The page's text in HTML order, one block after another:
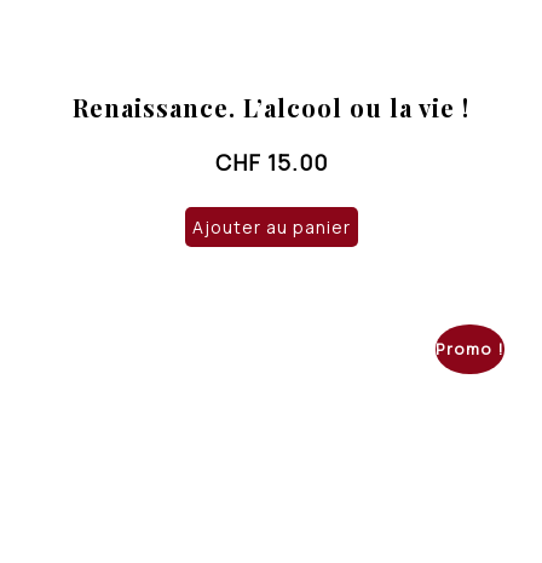
Renaissance. L’alcool ou la vie !
CHF 15.00
Ajouter au panier
Promo !